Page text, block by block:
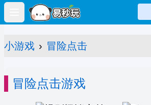
Open main menu
小游戏 › 冒险点击
冒险点击游戏